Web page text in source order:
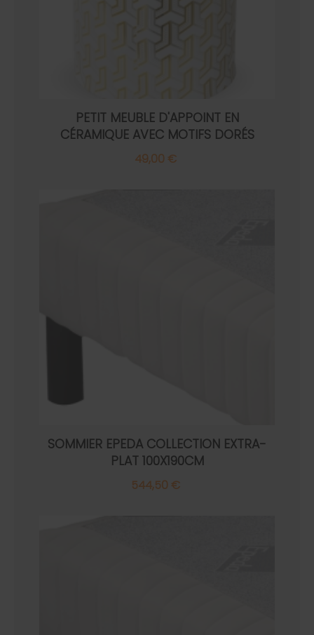
PETIT MEUBLE D'APPOINT EN
CÉRAMIQUE AVEC MOTIFS DORÉS
49,00 €
SOMMIER EPEDA COLLECTION EXTRA-
PLAT 100X190CM
544,50 €